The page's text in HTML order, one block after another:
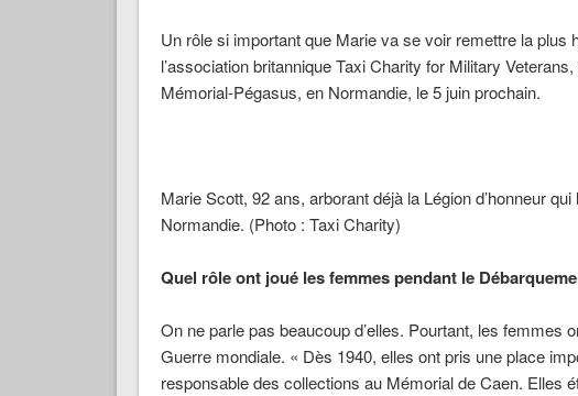
Un rôle si important que Marie va se voir remettre la
l’association britannique Taxi Charity for Military
Mémorial-Pégasus, en Normandie, le 5 juin prochain.
Marie Scott, 92 ans, arborant déjà la Légion d’honneur
Normandie. (Photo : Taxi Charity)
Quel rôle ont joué les femmes pendant le
On ne parle pas beaucoup d’elles. Pourtant, les femmes
Guerre mondiale. « Dès 1940, elles ont pris une place
responsable des collections au Mémorial de Caen. Elles